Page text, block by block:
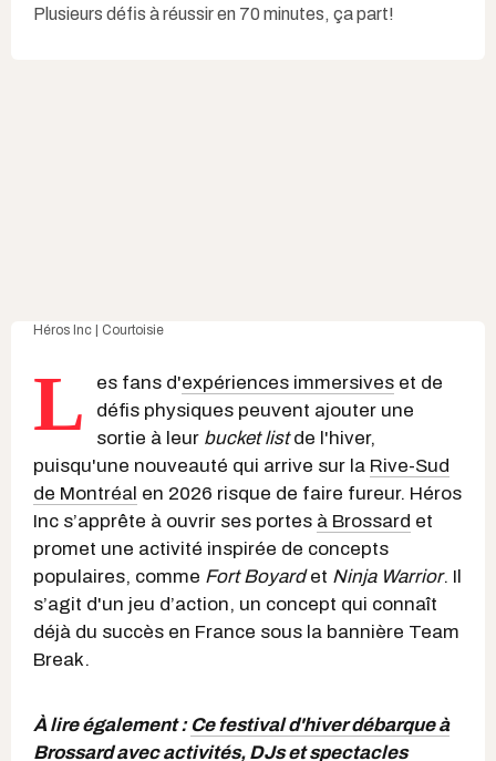
Plusieurs défis à réussir en 70 minutes, ça part!
Héros Inc | Courtoisie
L es fans d'expériences immersives et de
défis physiques peuvent ajouter une
sortie à leur bucket listde l'hiver,
puisqu'une nouveauté qui arrive sur la Rive-Sud
de Montréal en 2026 risque de faire fureur. Héros
Inc s’apprête à ouvrir ses portes à Brossard et
promet une activité inspirée de concepts
populaires, comme Fort Boyardet Ninja Warrior. Il
s’agit d'un jeu d’action, un concept qui connaît
déjà du succès en France sous la bannière Team
Break.
À lire également : Ce festival d'hiver débarque à
Brossard avec activités, DJs et spectacles